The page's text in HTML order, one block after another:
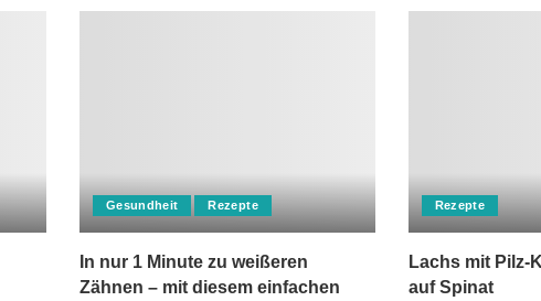
Gesundheit Rezepte
In nur 1 Minute zu weißeren
Zähnen – mit diesem einfachen
Rezepte
Lachs mit Pilz-
auf Spinat